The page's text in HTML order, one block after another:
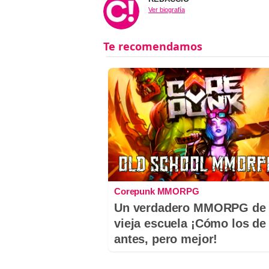
Ver biografía
Corepunk MMORPG
Un verdadero MMORPG de
vieja escuela ¡Cómo los de
antes, pero mejor!